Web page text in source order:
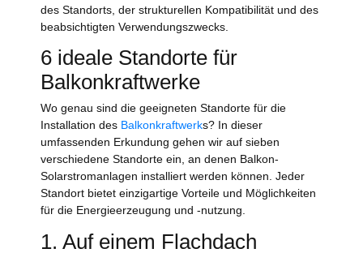
des Standorts, der strukturellen Kompatibilität und des
beabsichtigten Verwendungszwecks.
6 ideale Standorte für
Balkonkraftwerke
Wo genau sind die geeigneten Standorte für die
Installation des Balkonkraftwerks? In dieser
umfassenden Erkundung gehen wir auf sieben
verschiedene Standorte ein, an denen Balkon-
Solarstromanlagen installiert werden können. Jeder
Standort bietet einzigartige Vorteile und Möglichkeiten
für die Energieerzeugung und -nutzung.
1. Auf einem Flachdach